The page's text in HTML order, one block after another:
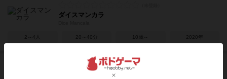
ダイスマンカラ
2～4人 20～40分 10歳～ 2020年
ダイスマンカラ：拡張